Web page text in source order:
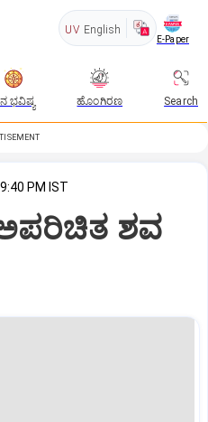
UV English
E-Paper
ಭವಿಷ್ಯ ಹೊಂಗಿರಣ Search
PM IST
ಅಪರಿಚಿತ ಶವ